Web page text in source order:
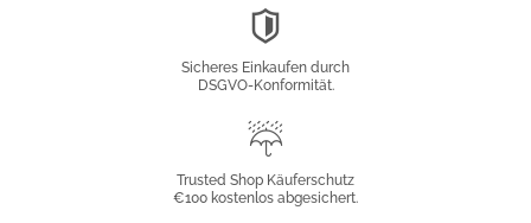
Sicheres Einkaufen durch
DSGVO-Konformität.
Käuferschutz
Trusted Shop Käuferschutz
€100 kostenlos abgesichert.